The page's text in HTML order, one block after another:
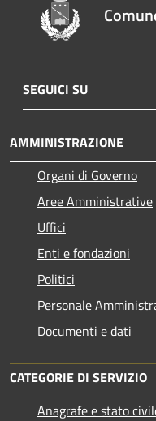
SEGUICI SU
AMMINISTRAZIONE
Organi di Governo
Aree Amministrative
Uffici
Enti e fondazioni
Politici
Personale
Documenti e dati
CATEGORIE DI SERVIZIO
Anagrafe e stato